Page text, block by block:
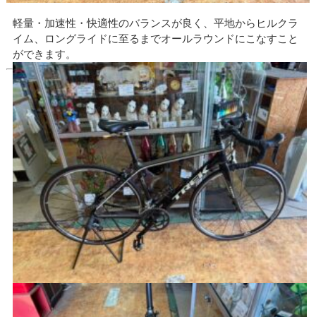
軽量・加速性・快適性のバランスが良く、平地からヒルクラ
イム、ロングライドに至るまでオールラウンドにこなすこと
ができます。